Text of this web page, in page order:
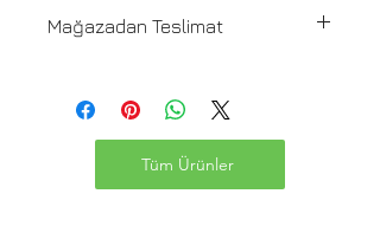
kargoya verilir. Stoğu olmayan ürünler
sağlanır. Yurtiçi Kargo ile ürünlerinizi
verildiğinde kargo takip kodu siteye
Mağazadan Teslimat
gelip 2 saat içinde teslim alınabilir.
Adres: Bitez Mahallesi Mandalin Cad.
No:28/A , Bodrum, Muğla, 48470, Turkey
Tüm Ürünler